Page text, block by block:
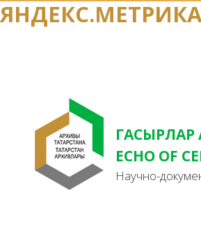
ЯНДЕКС.МЕТРИКА
ГАСЫРЛАР
ECHO OF
Научно-